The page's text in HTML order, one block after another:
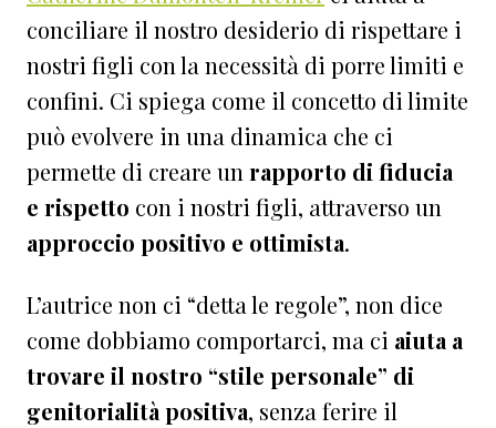
conciliare il nostro desiderio di rispettare i
nostri figli con la necessità di porre limiti e
confini. Ci spiega come il concetto di limite
può evolvere in una dinamica che ci
permette di creare un rapporto di fiducia
e rispetto con i nostri figli, attraverso un
approccio positivo e ottimista.
L’autrice non ci “detta le regole”, non dice
come dobbiamo comportarci, ma ci aiuta a
trovare il nostro “stile personale” di
genitorialità positiva, senza ferire il